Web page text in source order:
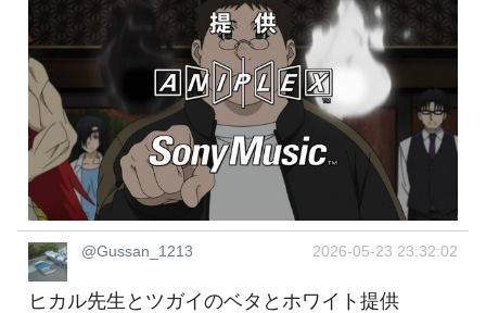
@Gussan_1213 2026-05-23 23:32:02
ヒカル先生とツガイのベタとホワイト提供